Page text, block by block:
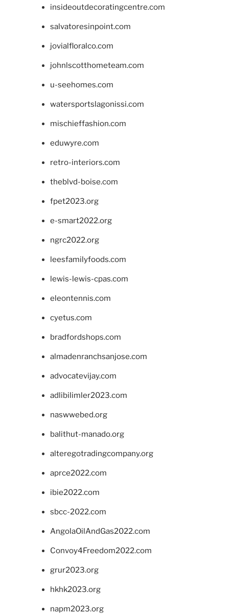
insideoutdecoratingcentre.com
salvatoresinpoint.com
jovialfloralco.com
johnlscotthometeam.com
u-seehomes.com
watersportslagonissi.com
mischieffashion.com
eduwyre.com
retro-interiors.com
theblvd-boise.com
fpet2023.org
e-smart2022.org
ngrc2022.org
leesfamilyfoods.com
lewis-lewis-cpas.com
eleontennis.com
cyetus.com
bradfordshops.com
almadenranchsanjose.com
advocatevijay.com
adlibilimler2023.com
naswwebed.org
balithut-manado.org
alteregotradingcompany.org
aprce2022.com
ibie2022.com
sbcc-2022.com
AngolaOilAndGas2022.com
Convoy4Freedom2022.com
grur2023.org
hkhk2023.org
napm2023.org